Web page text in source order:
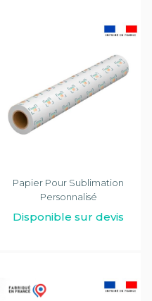
Papier Pour Sublimation
Personnalisé
Disponible sur devis